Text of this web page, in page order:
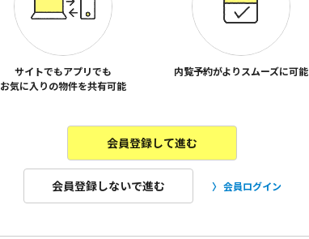
サイトでもアプリでも
お気に入りの物件を共有可能
内覧予約がよりスムーズに可能
会員登録して進む
会員登録しないで進む 会員ログイン